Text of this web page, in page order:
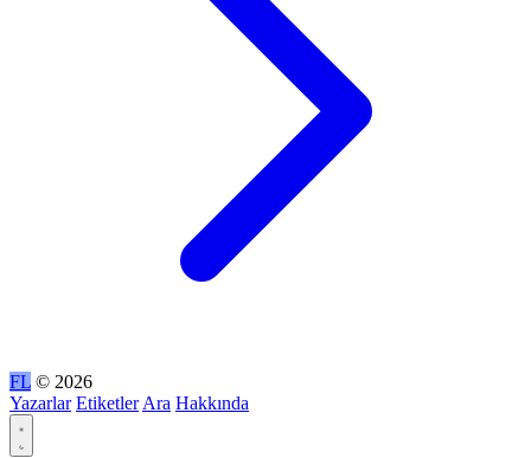
FL © 2026
Yazarlar Etiketler Ara Hakkında